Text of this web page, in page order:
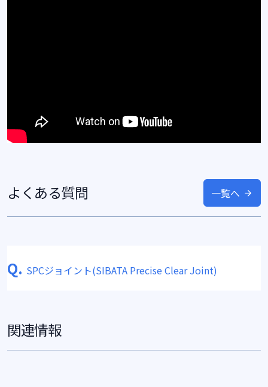
よくある質問 一覧へ
Q. SPCジョイント(SIBATA Precise Clear Joint)
関連情報